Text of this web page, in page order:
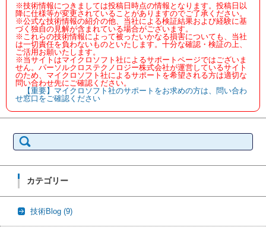
※技術情報につきましては投稿日時点の情報となります。投稿日以
降に仕様等が変更されていることがありますのでご了承ください。
※公式な技術情報の紹介の他、当社による検証結果および経験に基
づく独自の見解が含まれている場合がございます。
※これらの技術情報によって被ったいかなる損害についても、当社
は一切責任を負わないものといたします。十分な確認・検証の上、
ご活用お願いたします。
※当サイトはマイクロソフト社によるサポートページではございま
せん。パーソルクロステクノロジー株式会社が運営しているサイト
のため、マイクロソフト社によるサポートを希望される方は適切な
問い合わせ先にご確認ください。
【重要】マイクロソフト社のサポートをお求めの方は、問い合わ
せ窓口をご確認ください
索:
カテゴリー
技術Blog (9)